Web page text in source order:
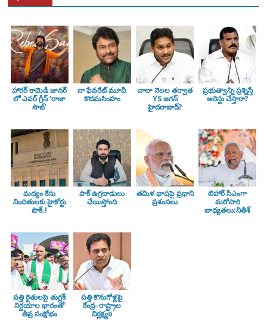
హారర్ కామెడీ జానర్
లో ఎవర్ గ్రీన్ ‘రాజా
సాబ్’
నా ఫేవరేట్ మూవీ
కొదమసింహం
చాలా నెలల తర్వాత
YS జగన్
హైదరాబాద్?
ప్రభుత్వాన్ని ప్రశ్నిస్తే
అరెస్టు చేస్తారా?
మద్యం కేసు
నిందితులకు హైకోర్టు
షాక్.!
పాక్ ఉగ్రదాడులు
చేయిస్తోంది
తమిళ భాషపై ప్రధాని
ప్రశంసలు
బిహార్ సీఎంగా
మరోసారి
బాధ్యతలు:నితీశ్
పత్తి రైతులపై తుగ్లక్‌
నిర్ణయాల భారంతో
తీవ్ర సంక్షోభం
పత్తి కొనుగోళ్లపై
కేంద్ర–రాష్ట్రాల
నిర్లక్ష్యo